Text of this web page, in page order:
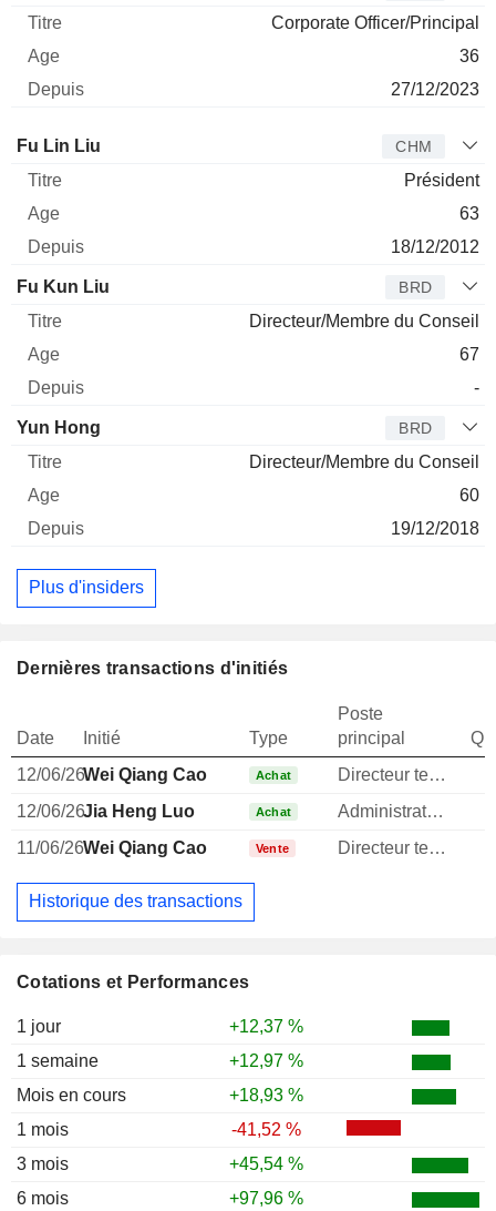
Cotations et Performances
1 jour
+12,37 %
1 semaine
+12,97 %
Mois en cours
+18,93 %
1 mois
-41,52 %
3 mois
+45,54 %
6 mois
+97,96 %
Corporate Officer/Principal
36
27/12/2023
Administrateur
Fu Lin Liu CHM
Président
63
18/12/2012
Fu Kun Liu BRD
Directeur/Membre du Conseil
67
-
Yun Hong BRD
Directeur/Membre du Conseil
60
19/12/2018
Plus d'insiders
Dernières transactions d'initiés
Date Initié Type
Poste
principal
12/06/26Wei Qiang Cao Achat Directeur technique
12/06/26Jia Heng Luo Achat Administrateur
11/06/26Wei Qiang Cao Vente Directeur technique
Historique des transactions